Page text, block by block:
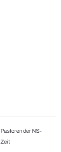
Pastoren der NS-
Zeit